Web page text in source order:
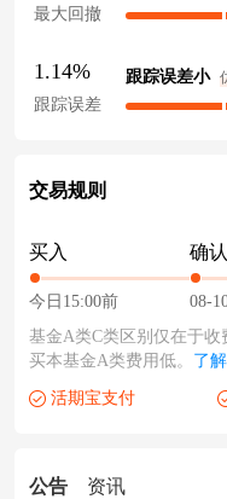
最大回撤
1.14%
跟踪误差
跟踪误差小
交易规则
买入
今日15:00前
确
08-
基金A类C类区别仅在于收
买本基金A类费用低。 了
活期宝支付
公告 资讯